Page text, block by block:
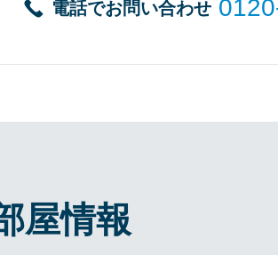
電話でお問い合わせ
屋情報